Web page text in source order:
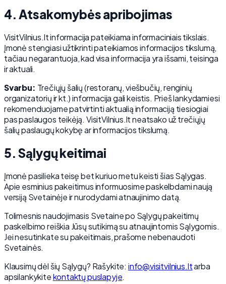
4. Atsakomybės apribojimas
VisitVilnius.lt informacija pateikiama informaciniais tikslais.
Įmonė stengiasi užtikrinti pateikiamos informacijos tikslumą,
tačiau negarantuoja, kad visa informacija yra išsami, teisinga
ir aktuali.
Svarbu: Trečiųjų šalių (restoranų, viešbučių, renginių
organizatorių ir kt.) informacija gali keistis. Prieš lankydamiesi
rekomenduojame patvirtinti aktualią informaciją tiesiogiai
pas paslaugos teikėją. VisitVilnius.lt neatsako už trečiųjų
šalių paslaugų kokybę ar informacijos tikslumą.
5. Sąlygų keitimai
Įmonė pasilieka teisę bet kuriuo metu keisti šias Sąlygas.
Apie esminius pakeitimus informuosime paskelbdami naują
versiją Svetainėje ir nurodydami atnaujinimo datą.
Tolimesnis naudojimasis Svetaine po Sąlygų pakeitimų
paskelbimo reiškia Jūsų sutikimą su atnaujintomis Sąlygomis.
Jei nesutinkate su pakeitimais, prašome nebenaudoti
Svetainės.
Klausimų dėl šių Sąlygų? Rašykite: info@visitvilnius.ltarba
apsilankykitekontaktų puslapyje.